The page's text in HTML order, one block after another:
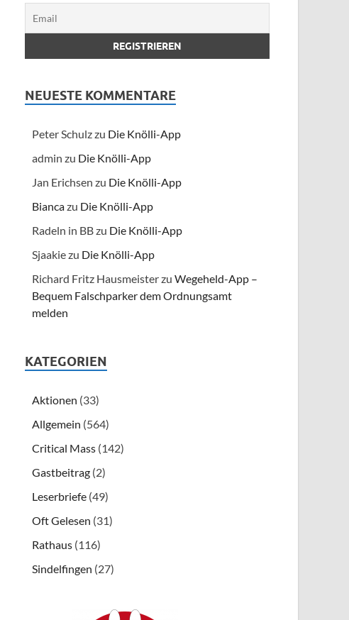
NEUESTE KOMMENTARE
Peter Schulzzu Die Knölli-App
admin zu Die Knölli-App
Jan Erichsen zu Die Knölli-App
Biancazu Die Knölli-App
Radeln in BBzu Die Knölli-App
Sjaakiezu Die Knölli-App
Richard Fritz HausmeisterzuWegeheld-App –
Bequem Falschparker dem Ordnungsamt
melden
KATEGORIEN
Aktionen (33)
Allgemein (564)
Critical Mass (142)
Gastbeitrag (2)
Leserbriefe (49)
Oft Gelesen (31)
Rathaus (116)
Sindelfingen (27)